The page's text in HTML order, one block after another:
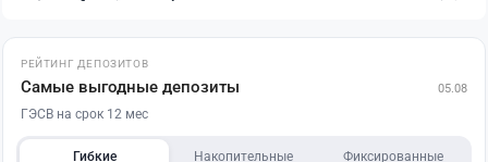
РЕЙТИНГ ДЕПОЗИТОВ
Самые выгодные депозиты 05.08
ГЭСВ на срок 12 мес
Гибкие Накопительные Фиксированные